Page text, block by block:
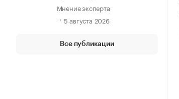
Мнение эксперта
5 августа 2026
Все публикации